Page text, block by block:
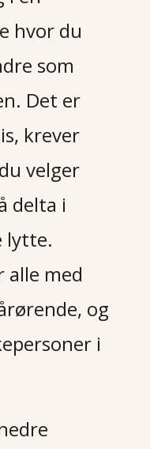
hvor du
som
Det er
krever
velger
delta i
lytte.
med
og
i